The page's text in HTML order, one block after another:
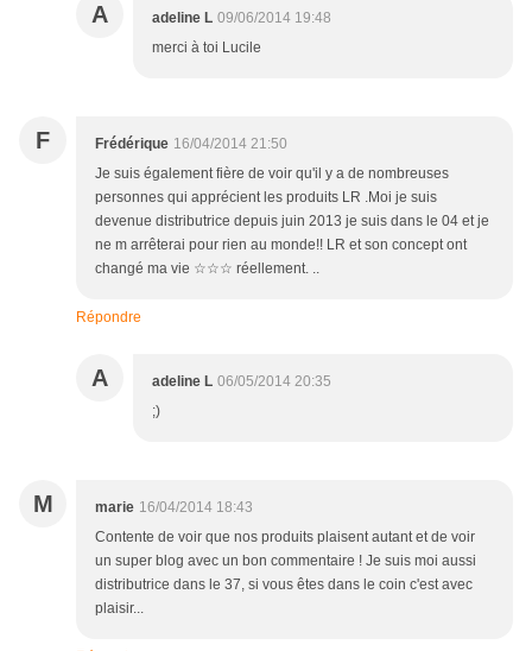
A adeline L 09/06/2014 19:48
merci à toi Lucile
F Frédérique 16/04/2014 21:50
Je suis également fière de voir qu'il y a de nombreuses
personnes qui apprécient les produits LR .Moi je suis
devenue distributrice depuis juin 2013 je suis dans le 04 et je
ne m arrêterai pour rien au monde!! LR et son concept ont
changé ma vie ☆☆☆ réellement. ..
Répondre
A adeline L 06/05/2014 20:35
;)
M marie 16/04/2014 18:43
Contente de voir que nos produits plaisent autant et de voir
un super blog avec un bon commentaire ! Je suis moi aussi
distributrice dans le 37, si vous êtes dans le coin c'est avec
plaisir...